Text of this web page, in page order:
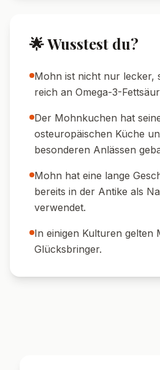
🌟 Wusstest du?
Mohn ist nicht nur lecker,
reich an Omega-3-
Der Mohnkuchen hat
osteuropäischen Küche
besonderen Anlässen
Mohn hat eine lange
bereits in der Antike als
verwendet.
In einigen Kulturen gelten
Glücksbringer.